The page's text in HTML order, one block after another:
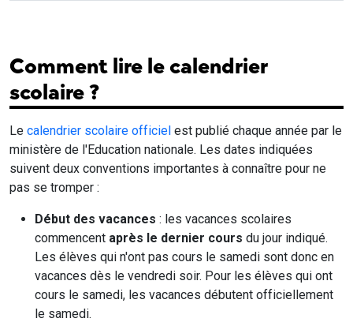
Comment lire le calendrier
scolaire ?
Le calendrier scolaire officiel est publié chaque année par le
ministère de l'Education nationale. Les dates indiquées
suivent deux conventions importantes à connaître pour ne
pas se tromper :
Début des vacances : les vacances scolaires
commencent après le dernier cours du jour indiqué.
Les élèves qui n'ont pas cours le samedi sont donc en
vacances dès le vendredi soir. Pour les élèves qui ont
cours le samedi, les vacances débutent officiellement
le samedi.